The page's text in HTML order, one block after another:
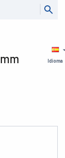
Idioma